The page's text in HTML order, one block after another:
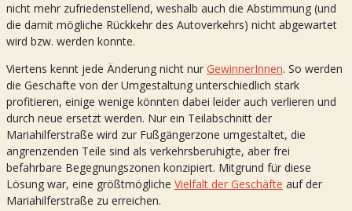
nicht mehr zufriedenstellend, weshalb auch die Abstimmung (und
die damit mögliche Rückkehr des Autoverkehrs) nicht abgewartet
wird bzw. werden konnte.
Viertens kennt jede Änderung nicht nur GewinnerInnen. So werden
die Geschäfte von der Umgestaltung unterschiedlich stark
profitieren, einige wenige könnten dabei leider auch verlieren und
durch neue ersetzt werden. Nur ein Teilabschnitt der
Mariahilferstraße wird zur Fußgängerzone umgestaltet, die
angrenzenden Teile sind als verkehrsberuhigte, aber frei
befahrbare Begegnungszonen konzipiert. Mitgrund für diese
Lösung war, eine größtmögliche Vielfalt der Geschäfte auf der
Mariahilferstraße zu erreichen.